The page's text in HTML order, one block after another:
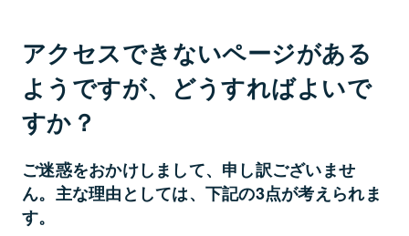
アクセスできないページがある
ようですが、どうすればよいで
すか？
ご迷惑をおかけしまして、申し訳ございませ
ん。主な理由としては、下記の3点が考えられま
す。